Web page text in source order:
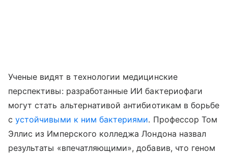
Ученые видят в технологии медицинские
перспективы: разработанные ИИ бактериофаги
могут стать альтернативой антибиотикам в борьбе
сустойчивыми к ним бактериями. Профессор Том
Эллис из Имперского колледжа Лондона назвал
результаты «впечатляющими», добавив, что геном